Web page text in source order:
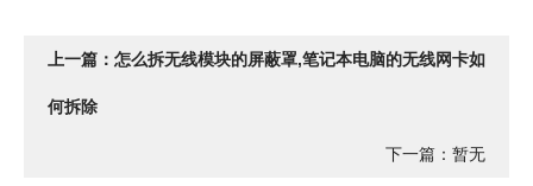
上一篇：怎么拆无线模块的屏蔽罩,笔记本电脑的无线网卡如
何拆除
下一篇：暂无